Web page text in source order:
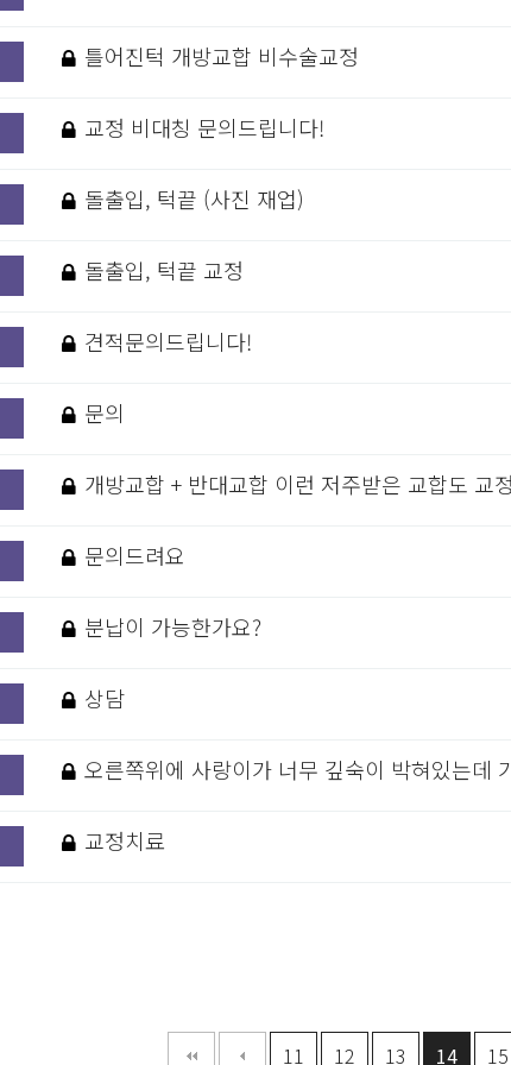
틀어진턱 개방교합 비수술교정
교정 비대칭 문의드립니다!
돌출입, 턱끝 (사진 재업)
돌출입, 턱끝 교정
견적문의드립니다!
문의
개방교합 + 반대교합 이런 저주받은 교합도 교
문의드려요
분납이 가능한가요?
상담
오른쪽위에 사랑이가 너무 깊숙이 박혀있는데
교정치료
11 12 13 14 15
다음 맨끝